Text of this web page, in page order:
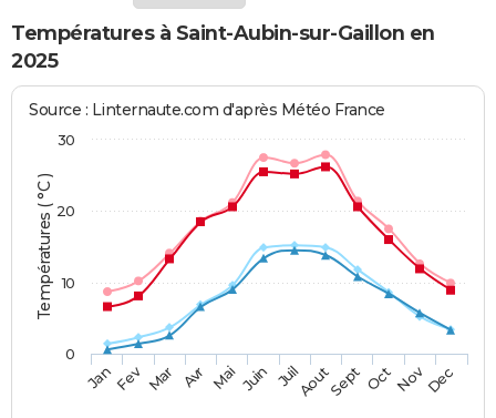
Températures à Saint-Aubin-sur-Gaillon en
2025
Températures ( °C )
Source : Linternaute.com d'après Météo France
JanFev Mar Avr Mai Juin JuilAoutSept OctNovDec
0
10
20
30